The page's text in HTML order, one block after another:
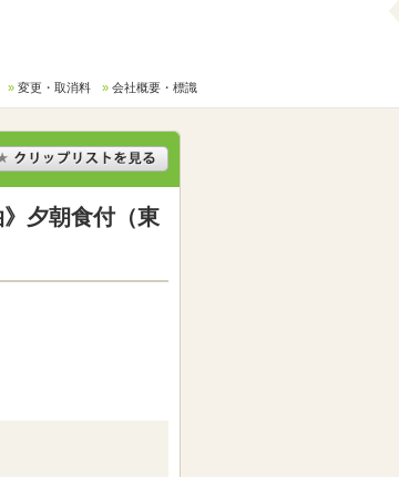
変更・取消料 会社概要・標識
夕朝食付（東